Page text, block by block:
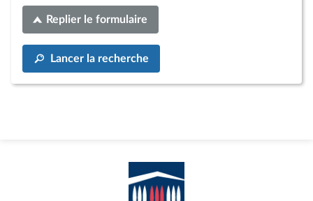
Replier le formulaire
Lancer la recherche